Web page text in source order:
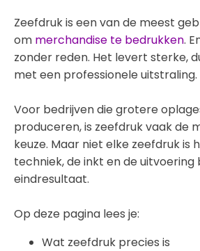
Zeefdruk is een van de meest
om merchandise te bedrukken.
zonder reden. Het levert sterke,
met een professionele uitstraling.
Voor bedrijven die grotere
produceren, is zeefdruk vaak de
keuze. Maar niet elke zeefdruk is
techniek, de inkt en de
eindresultaat.
Op deze pagina lees je:
Wat zeefdruk precies is